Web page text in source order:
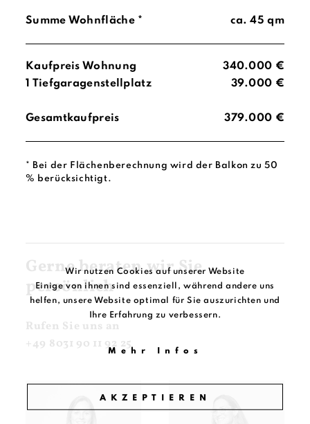
Wir nutzen Cookies auf unserer Website
Einige von ihnen sind essenziell, während andere uns
helfen, unsere Website optimal für Sie auszurichten und
Ihre Erfahrung zu verbessern.
Mehr Infos
AKZEPTIEREN
Summe Wohnfläche * ca. 45 qm
Kaufpreis Wohnung
340.000 €
1 Tiefgaragenstellplatz
39.000 €
Gesamtkaufpreis 379.000 €
* Bei der Flächenberechnung wird der Balkon zu 50
% berücksichtigt.
Gerne beraten wir Sie
persönlich
Rufen Sie uns an
+49 8031 90 11 92 25